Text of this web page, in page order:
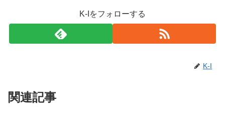
K-Iをフォローする
K-I
関連記事